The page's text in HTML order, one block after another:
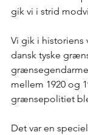
gik vi i strid
Vi gik i historiens
dansk tyske
mellem 1920 og
grænsepolitiet
Det var en